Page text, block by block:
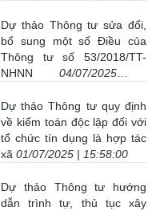
Dự thảo Thông tư sửa đổi,
bổ sung một số Điều của
Thông tư số 53/2018/TT-
NHNN
04/07/2025 |
Dự thảo Thông tư quy định
về kiểm toán độc lập đối với
tổ chức tín dụng là hợp tác
xã 01/07/2025 | 15:58:00
Dự thảo Thông tư hướng
dẫn trình tự, thủ tục xây